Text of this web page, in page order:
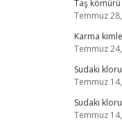
Taş kömürü
Temmuz
Karma
Temmuz
Sudaki
Temmuz
Sudaki
Temmuz